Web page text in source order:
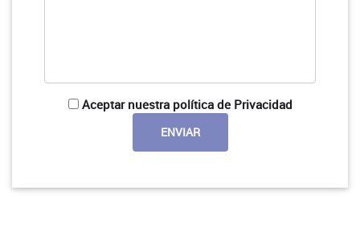
Aceptar nuestra política de Privacidad